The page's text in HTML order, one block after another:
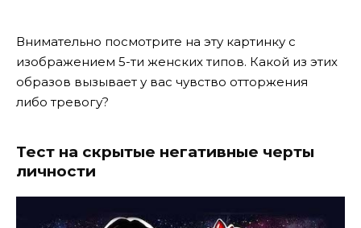
Внимательно посмотрите на эту картинку с
изображением 5-ти женских типов. Какой из этих
образов вызывает у вас чувство отторжения
либо тревогу?
Тест на скрытые негативные черты
личности